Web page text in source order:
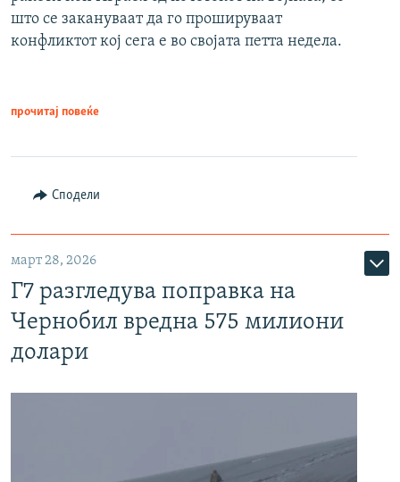
што се закануваат да го прошируваат
конфликтот кој сега е во својата петта недела.
прочитај повеќе
Сподели
март 28, 2026
Г7 разгледува поправка на
Чернобил вредна 575 милиони
долари